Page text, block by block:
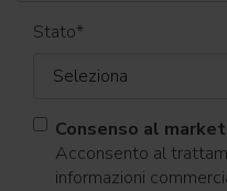
Stato*
Consenso al
Acconsento al
informazioni